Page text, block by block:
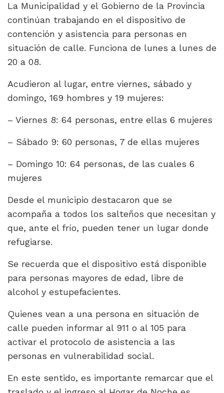
La Municipalidad y el Gobierno de la Provincia
continúan trabajando en el dispositivo de
contención y asistencia para personas en
situación de calle. Funciona de lunes a lunes de
20 a 08.
Acudieron al lugar, entre viernes, sábado y
domingo, 169 hombres y 19 mujeres:
– Viernes 8: 64 personas, entre ellas 6 mujeres
– Sábado 9: 60 personas, 7 de ellas mujeres
– Domingo 10: 64 personas, de las cuales 6
mujeres
Desde el municipio destacaron que se
acompaña a todos los salteños que necesitan y
que, ante el frío, pueden tener un lugar donde
refugiarse.
Se recuerda que el dispositivo está disponible
para personas mayores de edad, libre de
alcohol y estupefacientes.
Quienes vean a una persona en situación de
calle pueden informar al 911 o al 105 para
activar el protocolo de asistencia a las
personas en vulnerabilidad social.
En este sentido, es importante remarcar que el